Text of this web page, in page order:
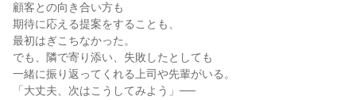
顧客との向き合い方も
期待に応える提案をすることも、
最初はぎこちなかった。
でも、隣で寄り添い、失敗したとしても
一緒に振り返ってくれる上司や先輩がいる。
「大丈夫、次はこうしてみよう」──